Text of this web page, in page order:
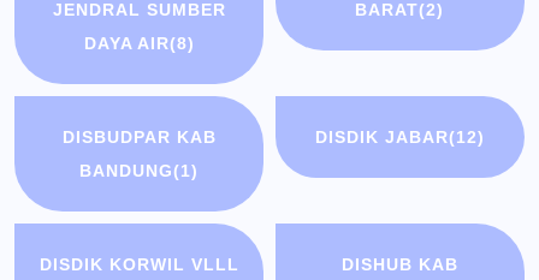
JENDRAL SUMBER
DAYA AIR(8)
BARAT(2)
DISBUDPAR KAB
BANDUNG(1)
DISDIK JABAR(12)
DISDIK KORWIL VLLL
DISHUB KAB